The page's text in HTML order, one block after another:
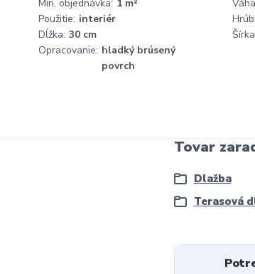
Min. objednávka: 1 m²
Použitie: interiér
Dĺžka: 30 cm
Opracovanie: hladký brúsený
povrch
Tovar
Dlažba
Terasová